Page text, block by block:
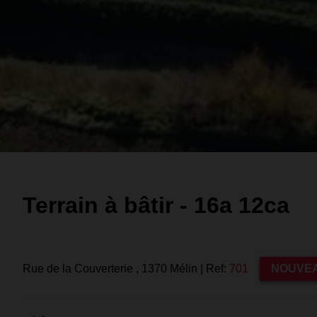
Terrain à bâtir - 16a 12ca
Rue de la Couverterie , 1370 Mélin Ref: 701